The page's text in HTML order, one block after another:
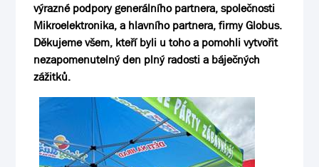
výrazné podpory generálního partnera, společnosti
Mikroelektronika, a hlavního partnera, firmy Globus.
Děkujeme všem, kteří byli u toho a pomohli vytvořit
nezapomenutelný den plný radosti a báječných
zážitků.